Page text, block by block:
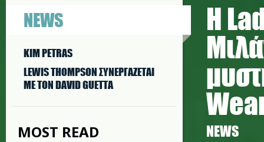
NEWS
KIM PETRAS
LEWIS THOMPSON ΣΥΝΕΡΓAΖΕΤΑΙ
ΜΕ ΤΟΝ DAVID GUETTA
MOST READ
Η
NEWS